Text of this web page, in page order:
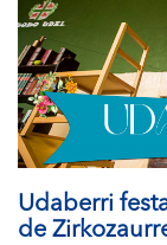
Udaberri
de